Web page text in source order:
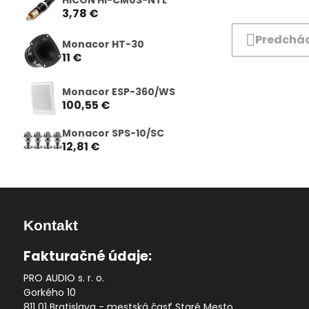
3,78 €
Monacor HT-30
11 €
Monacor ESP-360/WS
100,55 €
Monacor SPS-10/SC
12,81 €
Kontakt
Fakturačné údaje:
PRO AUDIO s. r. o.
Gorkého 10